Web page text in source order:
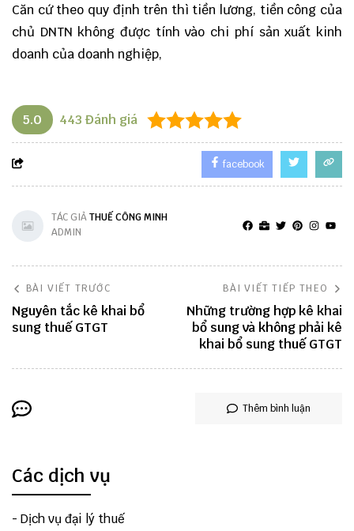
Căn cứ theo quy định trên thì tiền lương, tiền công của
chủ DNTN không được tính vào chi phí sản xuất kinh
doanh của doanh nghiệp,
5.0 443 Đánh giá
facebook
TÁC GIẢTHUẾ CÔNG MINH
ADMIN
BÀI VIẾT TRƯỚC
Nguyên tắc kê khai bổ
sung thuế GTGT
BÀI VIẾT TIẾP THEO
Những trường hợp kê khai
bổ sung và không phải kê
khai bổ sung thuế GTGT
Thêm bình luận
Các dịch vụ
- Dịch vụ đại lý thuế